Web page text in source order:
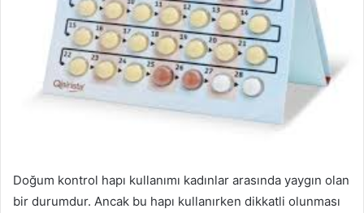
Doğum kontrol hapı kullanımı kadınlar arasında yaygın olan
bir durumdur. Ancak bu hapı kullanırken dikkatli olunması